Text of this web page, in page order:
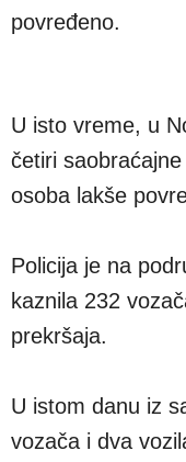
povređeno.
U isto vreme, u
četiri
osoba lakše
Policija je na
kaznila 232
prekršaja.
U istom danu iz
vozača i dva